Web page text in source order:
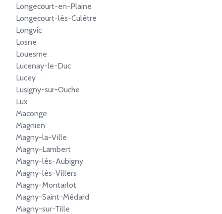
Longecourt-en-Plaine
Longecourt-lès-Culêtre
Longvic
Losne
Louesme
Lucenay-le-Duc
Lucey
Lusigny-sur-Ouche
Lux
Maconge
Magnien
Magny-la-Ville
Magny-Lambert
Magny-lès-Aubigny
Magny-lès-Villers
Magny-Montarlot
Magny-Saint-Médard
Magny-sur-Tille